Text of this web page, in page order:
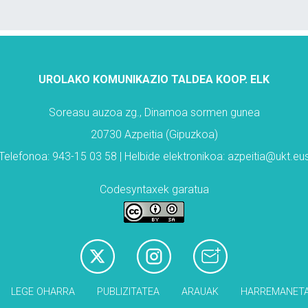
UROLAKO KOMUNIKAZIO TALDEA KOOP. ELK
Soreasu auzoa zg., Dinamoa sormen gunea
20730 Azpeitia (Gipuzkoa)
943-15 03 58 | Helbide elektronikoa:
Codesyntaxek garatua
LEGE OHARRA PUBLIZITATEA ARAUAK